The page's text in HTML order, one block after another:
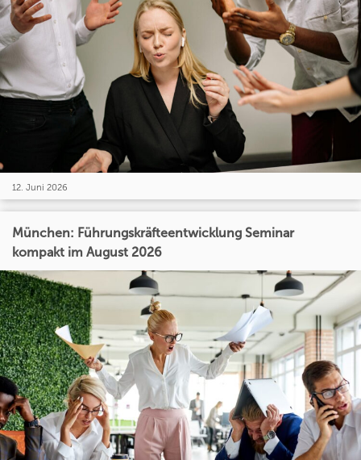
12. Juni 2026
München: Führungskräfteentwicklung Seminar
kompakt im August 2026